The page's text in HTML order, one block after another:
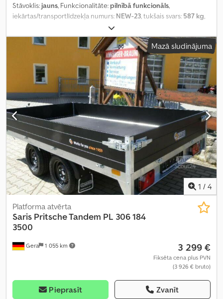
Stāvoklis: jauns, Funkcionalitāte: pilnībā funkcionāls,
iekārtas/transportlīdzekļa numurs: NEW-23, tukšais svars: 587 kg,
, kopējais svars:
konfigurācija:2 asis, krautuves garums:4 060 mm, iekraušanas
vietas platums:
2 040 mm, iekraušanas telpas augstums:350 mm,
, riepas izmērs:195 / 50 R 13, maksimālais
ātrums:100 km/h , krāsa:sudraba, piekabes bremze:
bremzēta
piekabe, Ražošanas gads:2026, bremzes:cits,
Mazā sludinājuma
1 / 4
Gera 1 055 km
Platforma atvērta
Saris Pritsche Tandem PL 306 184
3500
3 299 €
Fiksēta cena plus PVN
(3 926 € bruto)
Pieprasīt Zvanīt